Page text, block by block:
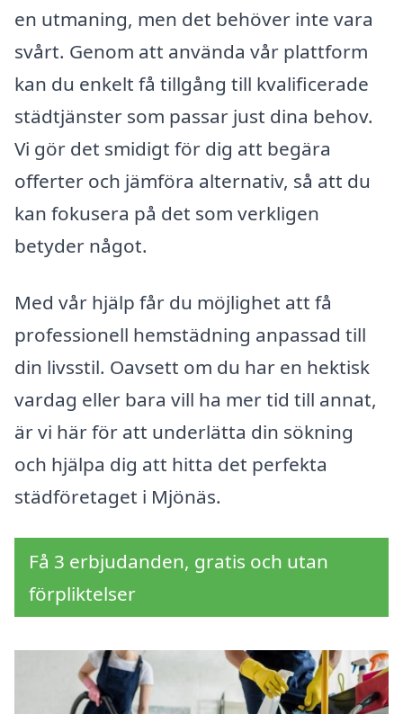
en utmaning, men det behöver inte vara
svårt. Genom att använda vår plattform
kan du enkelt få tillgång till kvalificerade
städtjänster som passar just dina behov.
Vi gör det smidigt för dig att begära
offerter och jämföra alternativ, så att du
kan fokusera på det som verkligen
betyder något.
Med vår hjälp får du möjlighet att få
professionell hemstädning anpassad till
din livsstil. Oavsett om du har en hektisk
vardag eller bara vill ha mer tid till annat,
är vi här för att underlätta din sökning
och hjälpa dig att hitta det perfekta
städföretaget i Mjönäs.
Få 3 erbjudanden, gratis och utan
förpliktelser